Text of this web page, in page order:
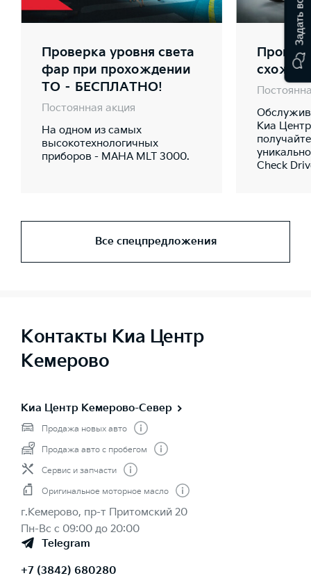
Проверка уровня света
фар при прохождении
ТО – БЕСПЛАТНО!
Постоянная акция
На одном из самых
высокотехнологичных
приборов - MAHA MLT 3000.
Киа
Check
Все спецпредложения
Контакты Киа Центр
Кемерово
Киа Центр Кемерово-Север
Продажа новых авто
Продажа авто с пробегом
Сервис и запчасти
Оригинальное моторное масло
г.Кемерово, пр-т Притомский 20
Пн-Вс с 09:00 до 20:00
Telegram
+7 (3842) 680280